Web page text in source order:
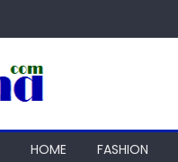
HOME FASHION